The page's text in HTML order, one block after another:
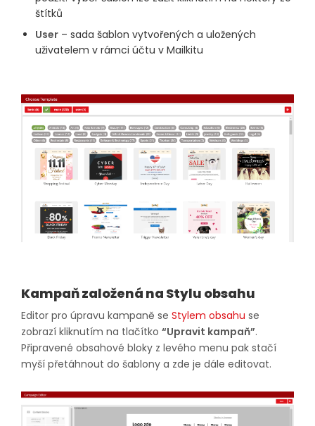
štítků
User – sada šablon vytvořených a uložených
uživatelem v rámci účtu v Mailkitu
Kampaň založená na Stylu obsahu
Editor pro úpravu kampaně se Stylem obsahu se
zobrazí kliknutím na tlačítko “Upravit kampaň”.
Připravené obsahové bloky z levého menu pak stačí
myší přetáhnout do šablony a zde je dále editovat.